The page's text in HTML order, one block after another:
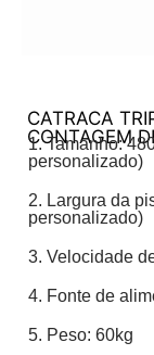
CATRACA
CONTAGEM
1. Tamanho:
personalizado)
2. Largura da
personalizado)
3. Velocidade
4. Fonte de
5. Peso: 60kg